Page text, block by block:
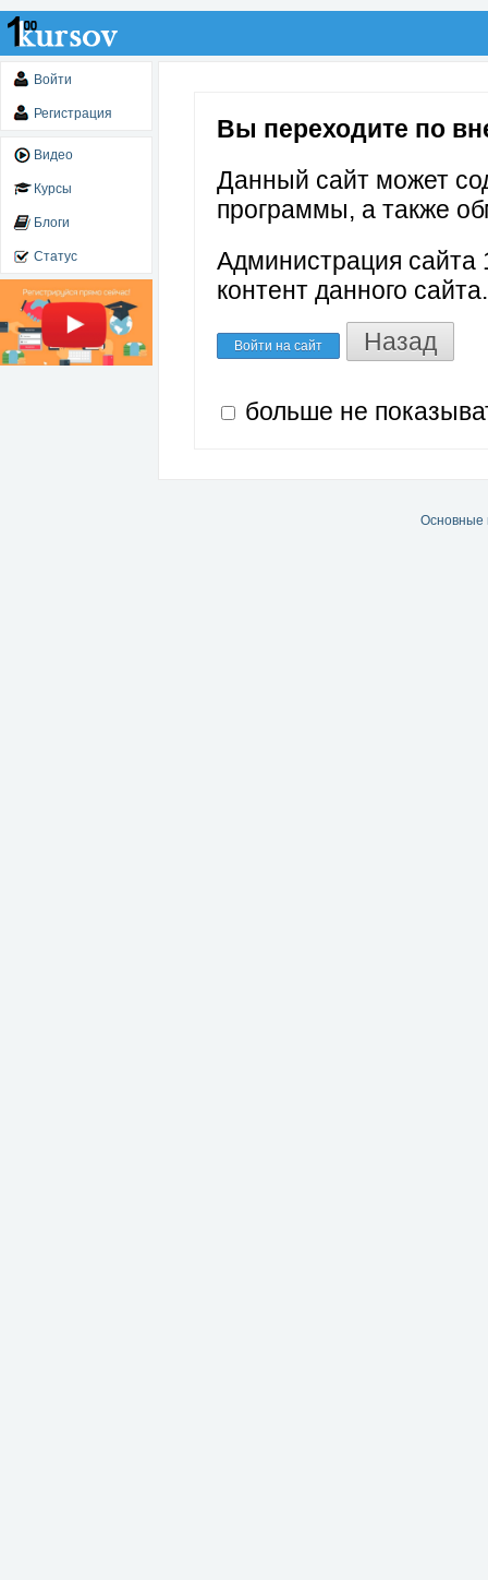
Войти
Регистрация
Видео
Курсы
Блоги
Статус
Вы переходите по
Данный сайт может
программы, а также
Администрация сайта
контент данного сайта.
Войти на сайт Назад
больше не
Основные